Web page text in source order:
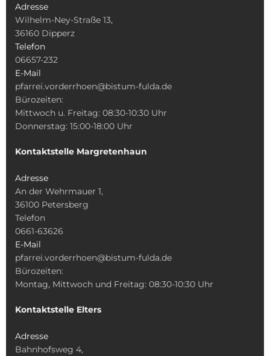
Adresse
Wilhelm-Ney-Straße 13,
36160 Dipperz
Telefon
06657-232
E-Mail
pfarrei.vorderrhoen@bistum-fulda.de
Bürozeiten:
Mittwoch u. Freitag: 08:30-10:30 Uhr
Donnerstag: 15:00-18:00 Uhr
Kontaktstelle Margretenhaun
Adresse
An der Wehrmauer 1,
36100 Petersberg
Telefon
0661-63626
E-Mail
pfarrei.vorderrhoen@bistum-fulda.de
Bürozeiten:
Montag, Mittwoch und Freitag: 08:30-10:30 Uhr
Kontaktstelle Elters
Adresse
Bahnhofsweg 4,